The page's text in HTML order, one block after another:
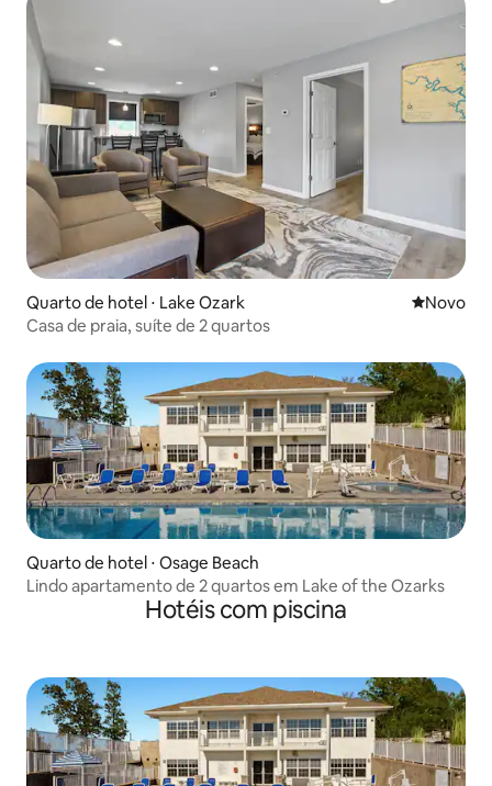
Quarto de hotel ⋅ Lake Ozark Novo
Novo
Casa de praia, suíte de 2 quartos
Quarto de hotel ⋅ Osage Beach
Lindo apartamento de 2 quartos em Lake of the Ozarks
Hotéis com piscina